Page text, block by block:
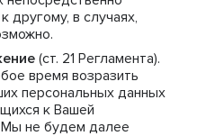
другому, в случаях,
(ст. 21 Регламента).
время возразить
персональных данных
к Вашей
Мы не будем далее